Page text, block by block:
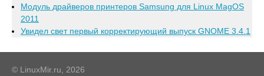
Модуль драйверов принтеров Samsung для Linux MagOS
2011
Увидел свет первый корректирующий выпуск GNOME 3.4.1
© LinuxMir.ru, 2026